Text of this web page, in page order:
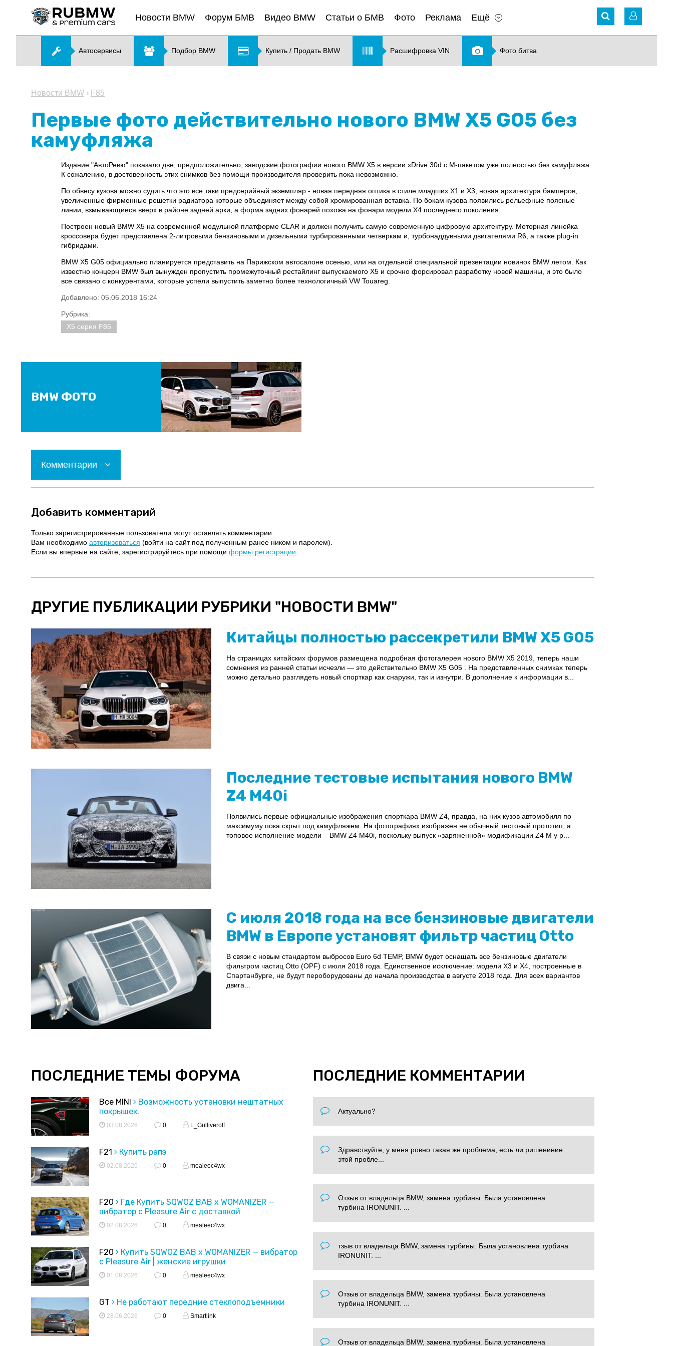
Новости BMW Форум БМВ Видео BMW Статьи о БМВ Фото Реклама Ещё
Автосервисы Подбор BMW Купить / Продать BMW Расшифровка VIN Фото битва
Новости BMW › F85
Первые фото действительно нового BMW X5 G05 без
камуфляжа
Издание "АвтоРевю" показало две, предположительно, заводские фотографии нового BMW X5 в версии xDrive 30d с М-пакетом уже полностью без камуфляжа.
К сожалению, в достоверность этих снимков без помощи производителя проверить пока невозможно.
По обвесу кузова можно судить что это все таки предсерийный экземпляр - новая передняя оптика в стиле младших Х1 и Х3, новая архитектура бамперов,
увеличенные фирменные решетки радиатора которые объединяет между собой хромированная вставка. По бокам кузова появились рельефные поясные
линии, взмывающиеся вверх в районе задней арки, а форма задних фонарей похожа на фонари модели Х4 последнего поколения.
Построен новый BMW Х5 на современной модульной платформе CLAR и должен получить самую современную цифровую архитектуру. Моторная линейка
кроссовера будет представлена 2-литровыми бензиновыми и дизельными турбированными четверкам и, турбонаддувными двигателями R6, а также plug-in
гибридами.
BMW X5 G05 официально планируется представить на Парижском автосалоне осенью, или на отдельной специальной презентации новинок BMW летом. Как
известно концерн BMW был вынужден пропустить промежуточный рестайлинг выпускаемого Х5 и срочно форсировал разработку новой машины, и это было
все связано с конкурентами, которые успели выпустить заметно более технологичный VW Touareg.
Добавлено: 05.06.2018 16:24
Рубрика:
X5 серия F85
BMW ФОТО
Комментарии
Добавить комментарий
Только зарегистрированные пользователи могут оставлять комментарии.
Вам необходимо авторизоваться (войти на сайт под полученным ранее ником и паролем).
Если вы впервые на сайте, зарегистрируйтесь при помощи формы регистрации
ДРУГИЕ ПУБЛИКАЦИИ РУБРИКИ "НОВОСТИ BMW"
Китайцы полностью рассекретили BMW X5 G05
На страницах китайских форумов размещена подробная фотогалерея нового BMW X5 2019, теперь наши
сомнения из ранней статьи исчезли — это действительно BMW X5 G05 . На представленных снимках теперь
можно детально разглядеть новый спорткар как снаружи, так и изнутри. В дополнение к информации в...
Последние тестовые испытания нового BMW
Z4 M40i
Появились первые официальные изображения спорткара BMW Z4, правда, на них кузов автомобиля по
максимуму пока скрыт под камуфляжем. На фотографиях изображен не обычный тестовый прототип, а
топовое исполнение модели – BMW Z4 M40i, поскольку выпуск «заряженной» модификации Z4 M у р...
С июля 2018 года на все бензиновые двигатели
BMW в Европе установят фильтр частиц Otto
В связи с новым стандартом выбросов Euro 6d TEMP, BMW будет оснащать все бензиновые двигатели
фильтром частиц Otto (OPF) с июля 2018 года. Единственное исключение: модели X3 и X4, построенные в
Спартанбурге, не будут пероборудованы до начала производства в августе 2018 года. Для всех вариантов
двига...
ПОСЛЕДНИЕ ТЕМЫ ФОРУМА
Все MINI
Возможность установки нештатных
покрышек.
03.08.2026 0 L_Gulliveroff
F21 Купить рапэ
02.08.2026 0 mealeec4wx
F20
Где Купить SQWOZ BAB x WOMANIZER —
вибратор с Pleasure Air с доставкой
02.08.2026 0 mealeec4wx
F20
Купить SQWOZ BAB x WOMANIZER — вибратор
с Pleasure Air | женские игрушки
01.08.2026 0 mealeec4wx
GT Не работают передние стеклоподъемники
28.06.2026 0 Smartlink
ПОСЛЕДНИЕ КОММЕНТАРИИ
Актуально?
Здравствуйте, у меня ровно такая же проблема, есть ли ришениние
этой пробле...
Отзыв от владельца BMW, замена турбины. Была установлена
турбина IRONUNIT. ...
тзыв от владельца BMW, замена турбины. Была установлена турбина
IRONUNIT. ...
Отзыв от владельца BMW, замена турбины. Была установлена
турбина IRONUNIT. ...
Отзыв от владельца BMW, замена турбины. Была установлена